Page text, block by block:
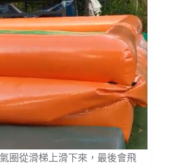
圈從滑梯上滑下來，最後會飛